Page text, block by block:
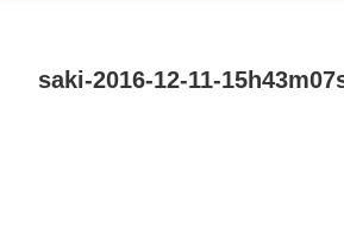
saki-2016-12-11-